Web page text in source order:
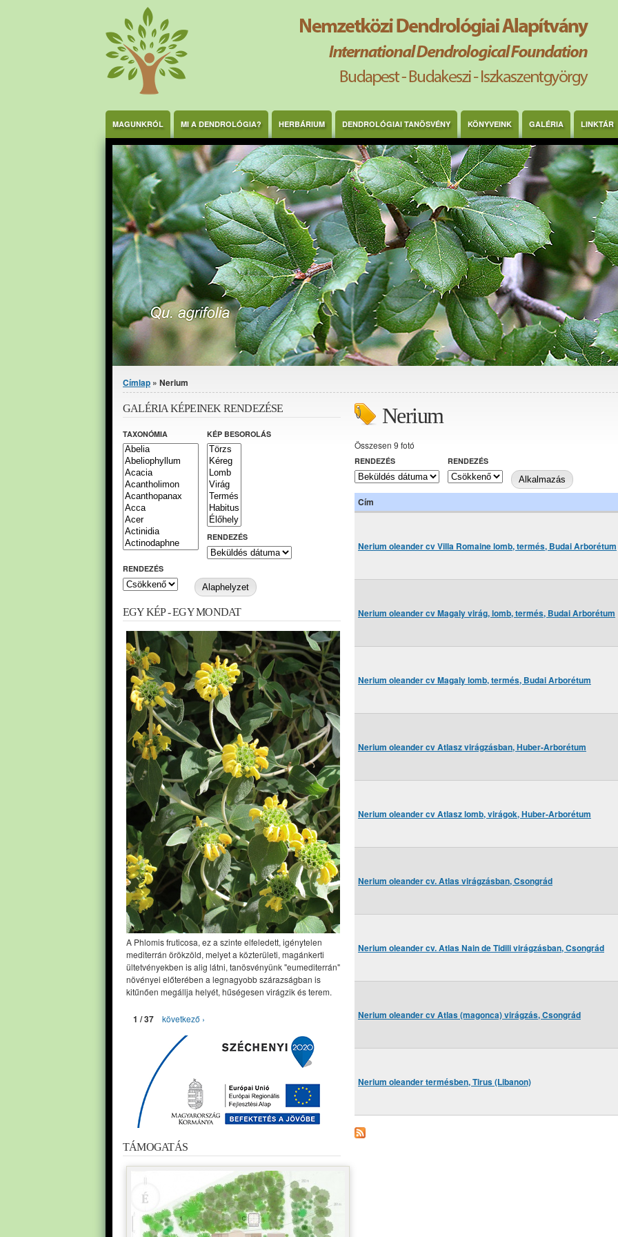
MAGUNKRÓL MI A DENDROLÓGIA? HERBÁRIUM DENDROLÓGIAI TANÖSVÉNY KÖNYVEINK GALÉRIA LINKTÁR
Jelenlegi hely
Címlap » Nerium
Nerium
Összesen 9 fotó
RENDEZÉS RENDEZÉS
Cím
Nerium oleander cv Villa Romaine lomb, termés, Budai Arborétum
Nerium oleander cv Magaly virág, lomb, termés, Budai Arborétum
Nerium oleander cv Magaly lomb, termés, Budai Arborétum
Nerium oleander cv Atlasz virágzásban, Huber-Arborétum
Nerium oleander cv Atlasz lomb, virágok, Huber-Arborétum
Nerium oleander cv. Atlas virágzásban, Csongrád
Nerium oleander cv. Atlas Nain de Tidili virágzásban, Csongrád
Nerium oleander cv Atlas (magonca) virágzás, Csongrád
Nerium oleander termésben, Tirus (Libanon)
GALÉRIA KÉPEINEK RENDEZÉSE
TAXONÓMIA KÉP BESOROLÁS
RENDEZÉS
RENDEZÉS
EGY KÉP - EGY MONDAT
A Phlomis fruticosa, ez a szinte elfeledett, igénytelen
mediterrán örökzöld, melyet a közterületi, magánkerti
ültetvényekben is alig látni, tanösvényünk "eumediterrán"
növényei előterében a legnagyobb szárazságban is
kitűnően megállja helyét, hűségesen virágzik és terem.
1 / 37 következő ›
TÁMOGATÁS